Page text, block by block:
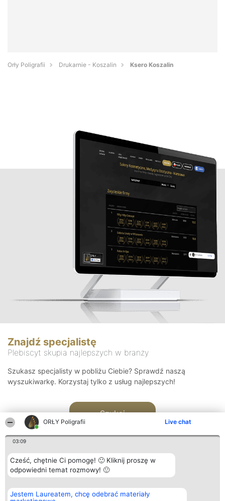
ORŁY Poligrafii Live chat
03:09
Cześć, chętnie Ci pomogę! 🙂 Kliknij proszę w
odpowiedni temat rozmowy! 🙂
Jestem Laureatem, chcę odebrać materiały
Orły Poligrafii Drukarnie - Koszalin Ksero Koszalin
Znajdź specjalistę
Plebiscyt skupia najlepszych w branży
Szukasz specjalisty w pobliżu Ciebie? Sprawdź naszą
wyszukiwarkę. Korzystaj tylko z usług najlepszych!
Szukaj
Organizator plebiscytu
Bright Side Solutions sp. z o.
Plebiscyt
Laureaci
Kontakt
Kontakt